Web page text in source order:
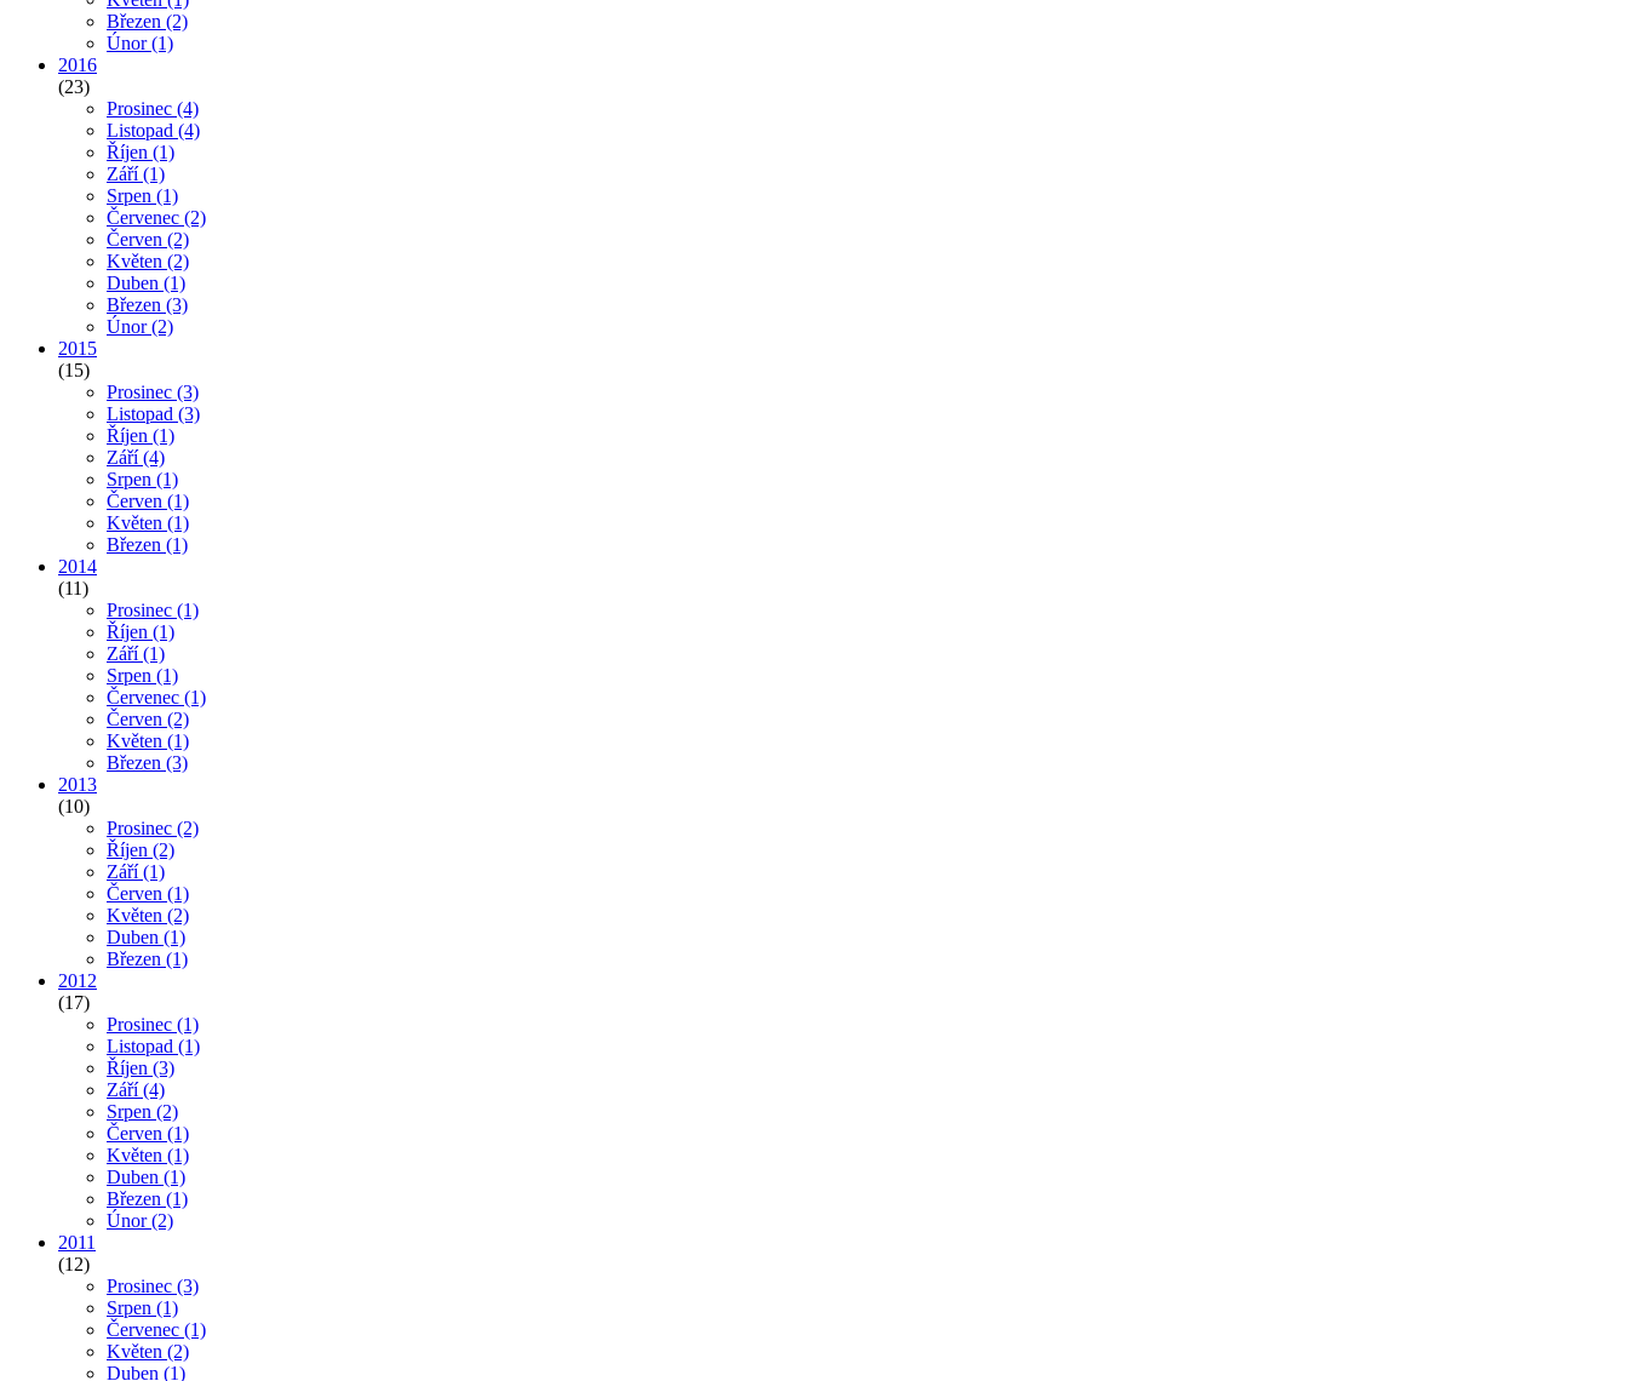
Březen (2)
Únor(1)
2016
(23)
Prosinec (4)
Listopad (4)
Říjen (1)
Září(1)
Srpen (1)
Červenec (2)
Červen (2)
Květen (2)
Duben (1)
Březen (3)
Únor(2)
2015
(15)
Prosinec (3)
Listopad (3)
Říjen (1)
Září(4)
Srpen (1)
Červen (1)
Květen (1)
Březen (1)
2014
(11)
Prosinec (1)
Říjen (1)
Září(1)
Srpen (1)
Červenec (1)
Červen (2)
Květen (1)
Březen (3)
2013
(10)
Prosinec (2)
Říjen (2)
Září(1)
Červen (1)
Květen (2)
Duben (1)
Březen (1)
2012
(17)
Prosinec (1)
Listopad (1)
Říjen (3)
Září(4)
Srpen (2)
Červen (1)
Květen (1)
Duben (1)
Březen (1)
Únor(2)
2011
(12)
Prosinec (3)
Srpen (1)
Červenec (1)
Květen (2)
Duben (1)